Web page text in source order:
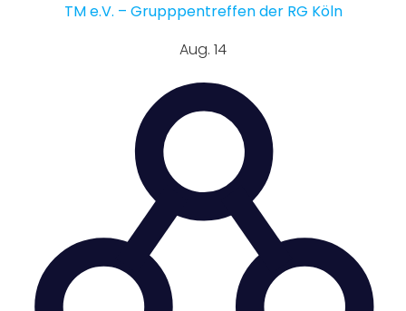
TM e.V. – Grupppentreffen der RG Köln
Aug. 14